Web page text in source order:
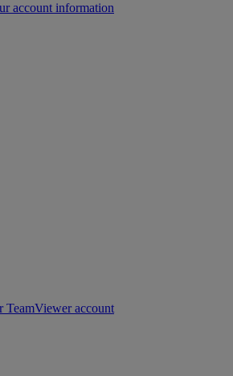
account information
TeamViewer account